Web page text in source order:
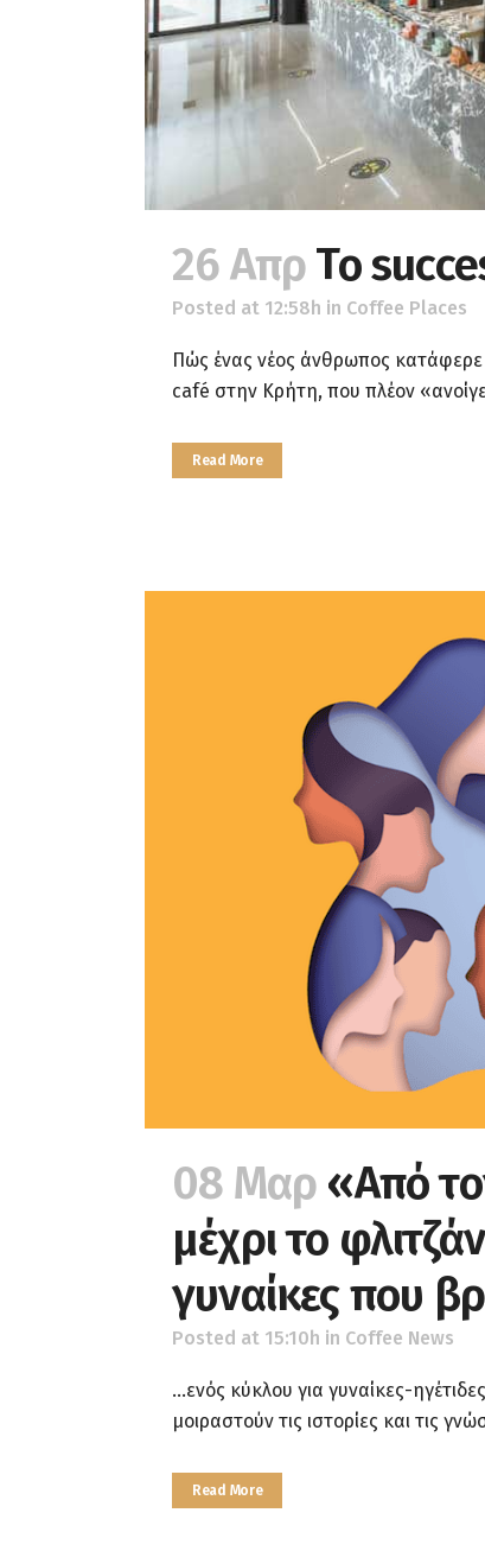
26 ΑπρΤο
Posted at 12:58h in Coffee Places
Πώς ένας νέος άνθρωπος
café στην Κρήτη, που πλέον
Read More
08 Μαρ «Από
μέχρι το
γυναίκες που
Posted at 15:10h in Coffee News
...ενός κύκλου για γυναίκες-
μοιραστούν τις ιστορίες και τις
Read More